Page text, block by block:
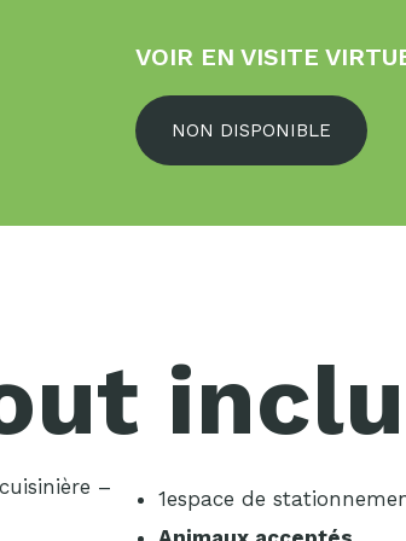
VOIR EN VISITE
NON DISPONIBLE
–
1espace de